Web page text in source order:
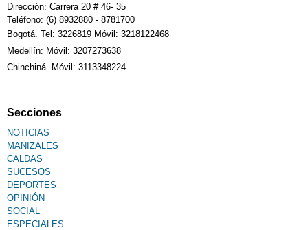
Dirección: Carrera 20 # 46- 35
Teléfono: (6) 8932880 - 8781700
Bogotá. Tel: 3226819 Móvil: 3218122468
Medellín: Móvil: 3207273638
Chinchiná. Móvil: 3113348224
Secciones
NOTICIAS
MANIZALES
CALDAS
SUCESOS
DEPORTES
OPINIÓN
SOCIAL
ESPECIALES